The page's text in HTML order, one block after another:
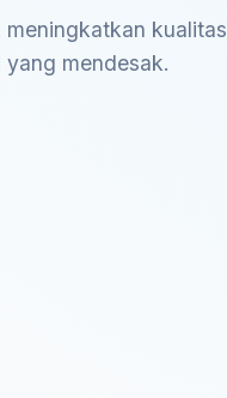
meningkatkan kualitas
mendesak.